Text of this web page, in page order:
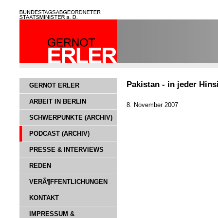
GERNOT ERLER
ARBEIT IN BERLIN
SCHWERPUNKTE (ARCHIV)
PODCAST (ARCHIV)
PRESSE & INTERVIEWS
REDEN
VERÃ¶FFENTLICHUNGEN
KONTAKT
IMPRESSUM &
Pakistan - in jeder
8. November 2007